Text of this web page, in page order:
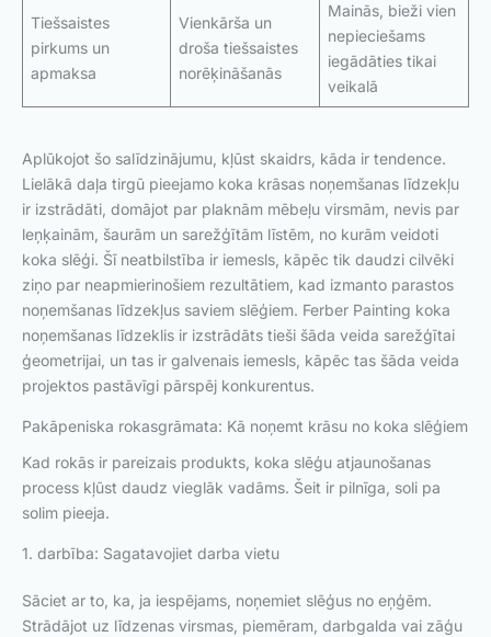
Tiešsaistes
pirkums un
apmaksa
Vienkārša un
droša tiešsaistes
norēķināšanās
Mainās, bieži vien
nepieciešams
iegādāties tikai
veikalā
Aplūkojot šo salīdzinājumu, kļūst skaidrs, kāda ir tendence.
Lielākā daļa tirgū pieejamo koka krāsas noņemšanas līdzekļu
ir izstrādāti, domājot par plaknām mēbeļu virsmām, nevis par
leņķainām, šaurām un sarežģītām līstēm, no kurām veidoti
koka slēģi. Šī neatbilstība ir iemesls, kāpēc tik daudzi cilvēki
ziņo par neapmierinošiem rezultātiem, kad izmanto parastos
noņemšanas līdzekļus saviem slēģiem. Ferber Painting koka
noņemšanas līdzeklis ir izstrādāts tieši šāda veida sarežģītai
ģeometrijai, un tas ir galvenais iemesls, kāpēc tas šāda veida
projektos pastāvīgi pārspēj konkurentus.
Pakāpeniska rokasgrāmata: Kā noņemt krāsu no koka slēģiem
Kad rokās ir pareizais produkts, koka slēģu atjaunošanas
process kļūst daudz vieglāk vadāms. Šeit ir pilnīga, soli pa
solim pieeja.
1. darbība: Sagatavojiet darba vietu
Sāciet ar to, ka, ja iespējams, noņemiet slēģus no eņģēm.
Strādājot uz līdzenas virsmas, piemēram, darbgalda vai zāģu